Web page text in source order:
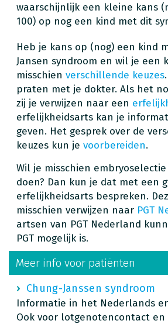
waarschijnlijk een kleine kans
100) op nog een kind met dit
Heb je kans op (nog) een kind
Jansen syndroom en wil je een
misschien verschillende keuzes
praten met je dokter. Als het
zij je verwijzen naar een
erfelijkheidsarts kan je
geven. Het gesprek over de
keuzes kun je voorbereiden.
Wil je misschien embryoselectie
doen? Dan kun je dat met een
erfelijkheidsarts bespreken.
misschien verwijzen naar PGT
artsen van PGT Nederland
PGT mogelijk is.
Meer info voor patiënten
Chung-Janssen syndroom
Informatie in het Nederlands
Ook voor lotgenotencontact